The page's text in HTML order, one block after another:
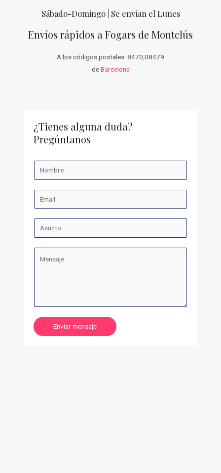
Sábado-Domingo | Se envían el Lunes
Envíos rápidos a Fogars de Montclús
A los códigos postales: 8470,08479
deBarcelona
¿Tienes alguna duda?
Pregúntanos
Enviar mensaje